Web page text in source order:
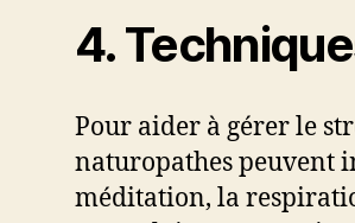
4.
Pour aider à gérer le
naturopathes peuvent
méditation, la